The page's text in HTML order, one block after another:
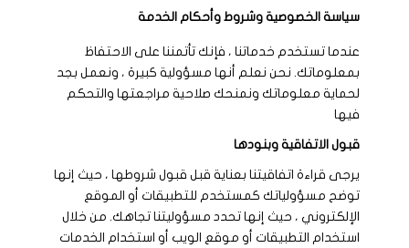
سياسة الخصوصية وشروط وأحكام الخدمة
عندما تستخدم خدماتنا ، فإنك تأتمننا على الاحتفاظ
بمعلوماتك. نحن نعلم أنها مسؤولية كبيرة ، ونعمل بجد
لحماية معلوماتك ونمنحك صلاحية مراجعتها والتحكم
فيها
قبول الاتفاقية وبنودها
يرجى قراءة اتفاقيتنا بعناية قبل قبول شروطها ، حيث إنها
توضح مسؤولياتك كمستخدم للتطبيقات أو الموقع
الإلكتروني ، حيث إنها تحدد مسؤوليتنا تجاهك. من خلال
استخدام التطبيقات أو موقع الويب أو استخدام الخدمات